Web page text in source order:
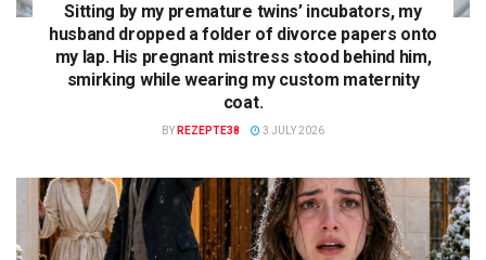
Sitting by my premature twins’ incubators, my
husband dropped a folder of divorce papers onto
my lap. His pregnant mistress stood behind him,
smirking while wearing my custom maternity
coat.
BY REZEPTE38 3 JULY 2026